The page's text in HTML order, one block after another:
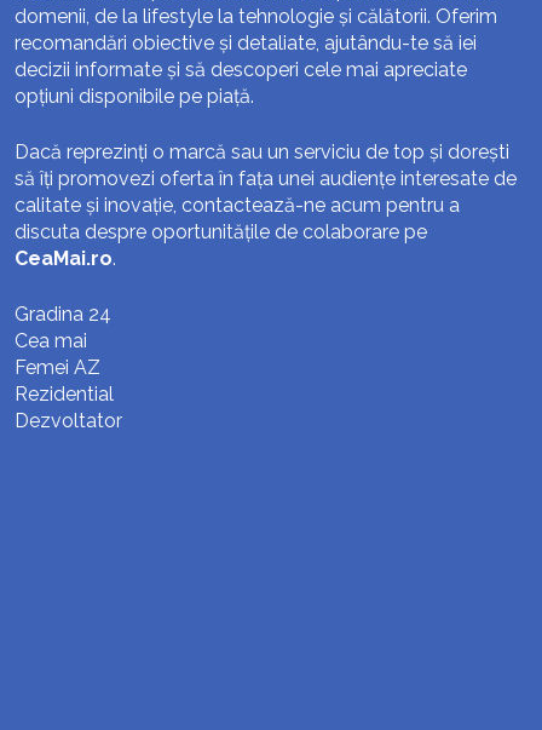
domenii, de la lifestyle la tehnologie și călătorii. Oferim
recomandări obiective și detaliate, ajutându-te să iei
decizii informate și să descoperi cele mai apreciate
opțiuni disponibile pe piață.
Dacă reprezinți o marcă sau un serviciu de top și dorești
să îți promovezi oferta în fața unei audiențe interesate de
calitate și inovație, contactează-ne acum pentru a
discuta despre oportunitățile de colaborare pe
CeaMai.ro.
Gradina 24
Cea mai
Femei AZ
Rezidential
Dezvoltator